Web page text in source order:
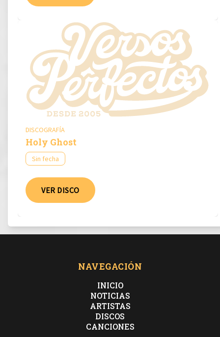
DISCOGRAFÍA
Holy Ghost
Sin fecha
VER DISCO
NAVEGACIÓN
INICIO
NOTICIAS
ARTISTAS
DISCOS
CANCIONES